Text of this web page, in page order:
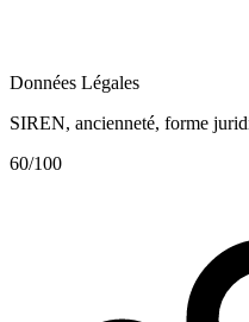
Données Légales
SIREN, ancienneté, forme
60/100